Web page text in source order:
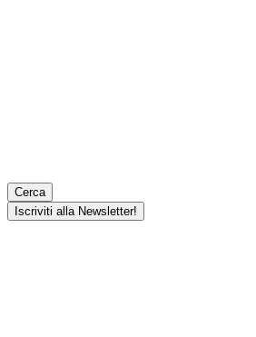
Cerca
Iscriviti alla Newsletter!